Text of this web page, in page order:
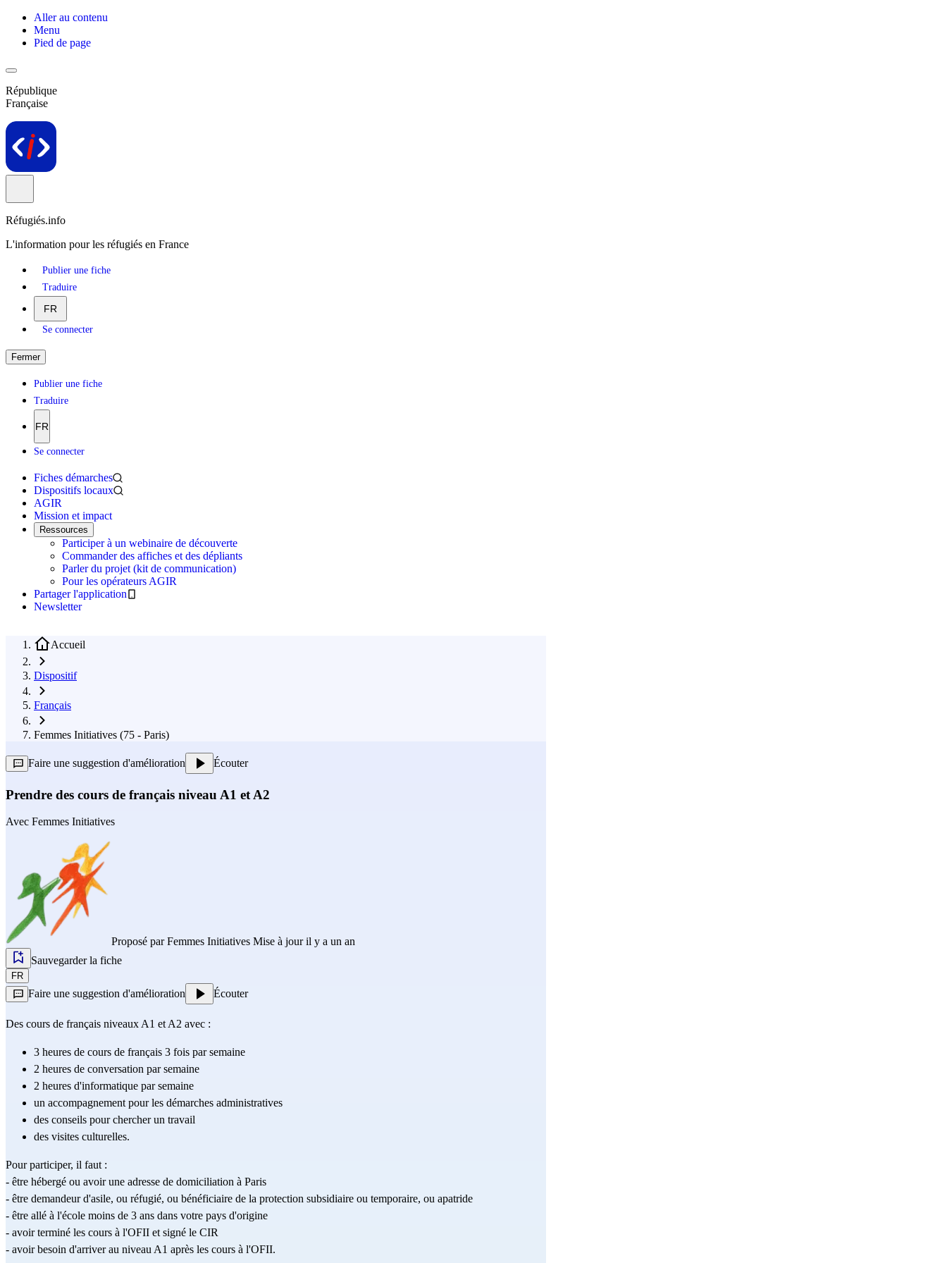
Aller au contenu
Menu
Pied de page
République
Française
Réfugiés.info
L'information pour les réfugiés en France
Publier une fiche
Traduire
FR
Se connecter
Fermer
Publier une fiche
Traduire
FR
Se connecter
Fiches démarches
Dispositifs locaux
AGIR
Mission et impact
Ressources
Participer à un webinaire de découverte
Commander des affiches et des dépliants
Parler du projet (kit de communication)
Pour les opérateurs AGIR
Partager l'application
Newsletter
Accueil
Dispositif
Français
Femmes Initiatives (75 - Paris)
Faire une suggestion d'amélioration Écouter
Prendre des cours de français niveau A1 et A2
Avec Femmes Initiatives
Proposé par Femmes Initiatives Mise à jour il y a un an
Sauvegarder la fiche
FR
Faire une suggestion d'amélioration Écouter
Des cours de français niveaux A1 et A2 avec :
3 heures de cours de français 3 fois par semaine
2 heures de conversation par semaine
2 heures d'informatique par semaine
un accompagnement pour les démarches administratives
des conseils pour chercher un travail
des visites culturelles.
Pour participer, il faut :
- être hébergé ou avoir une adresse de domiciliation à Paris
- être demandeur d'asile, ou réfugié, ou bénéficiaire de la protection subsidiaire ou temporaire, ou apatride
- être allé à l'école moins de 3 ans dans votre pays d'origine
- avoir terminé les cours à l'OFII et signé le CIR
- avoir besoin d'arriver au niveau A1 après les cours à l'OFII.